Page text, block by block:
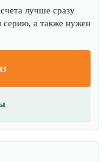
лучше сразу
серию, а также нужен